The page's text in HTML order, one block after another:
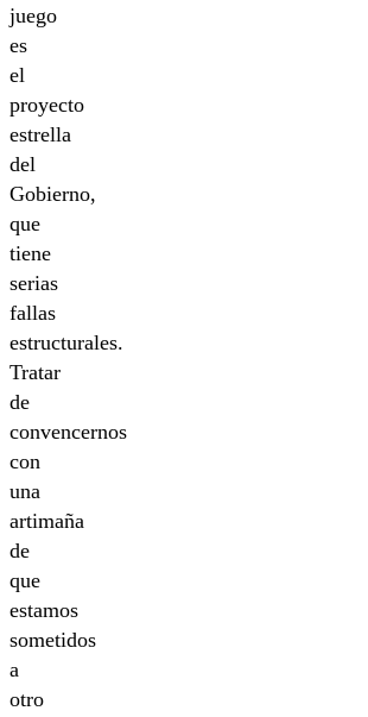
juego
es
el
proyecto
estrella
del
Gobierno,
que
tiene
serias
fallas
estructurales.
Tratar
de
convencernos
con
una
artimaña
de
que
estamos
sometidos
a
otro